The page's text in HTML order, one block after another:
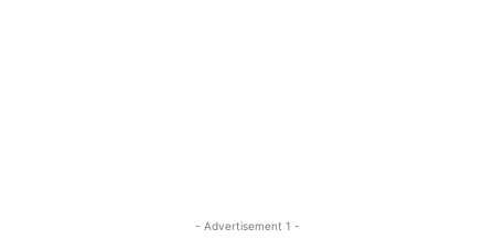
- Advertisement 1 -